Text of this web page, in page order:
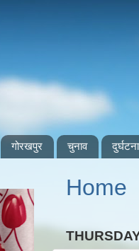
गोरखपुर चुनाव दुर्घटना
Home